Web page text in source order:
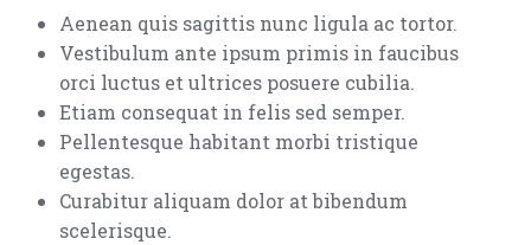
Aenean quis sagittis nunc ligula ac tortor.
Vestibulum ante ipsum primis in faucibus
orci luctus et ultrices posuere cubilia.
Etiam consequat in felis sed semper.
Pellentesque habitant morbi tristique
egestas.
Curabitur aliquam dolor at bibendum
scelerisque.